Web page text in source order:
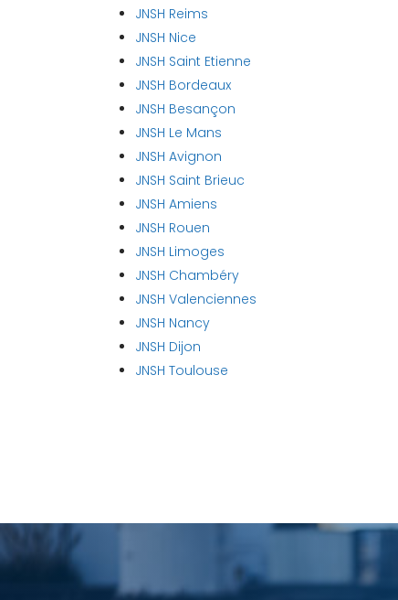
JNSH Reims
JNSH Nice
JNSH Saint Etienne
JNSH Bordeaux
JNSH Besançon
JNSH Le Mans
JNSH Avignon
JNSH Saint Brieuc
JNSH Amiens
JNSH Rouen
JNSH Limoges
JNSH Chambéry
JNSH Valenciennes
JNSH Nancy
JNSH Dijon
JNSH Toulouse